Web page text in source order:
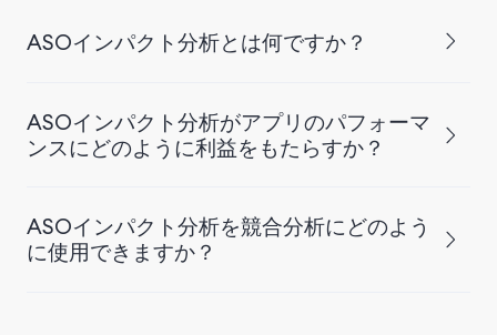
ASOインパクト分析とは何ですか？
ASOインパクト分析がアプリのパフォーマ
ンスにどのように利益をもたらすか？
ASOインパクト分析を競合分析にどのよう
に使用できますか？